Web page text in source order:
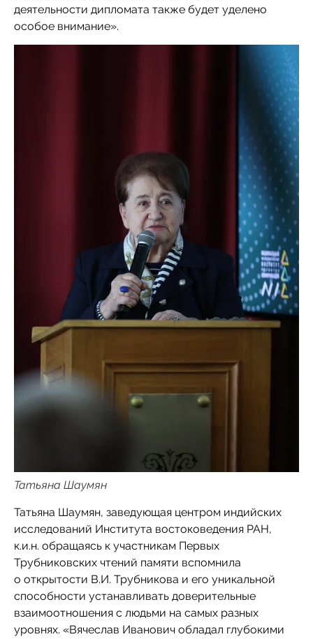
деятельности дипломата также будет уделено
особое внимание».
Татьяна Шаумян
Татьяна Шаумян, заведующая центром индийских
исследований Института востоковедения РАН,
к.и.н. обращаясь к участникам Первых
Трубниковских чтений памяти вспомнила
о открытости В.И. Трубникова и его уникальной
способности устанавливать доверительные
взаимоотношения с людьми на самых разных
уровнях. «Вячеслав Иванович обладал глубокими